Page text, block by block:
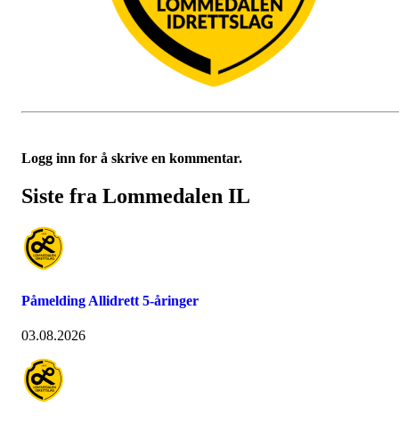
Logg inn for å skrive en kommentar.
Siste fra Lommedalen IL
Påmelding Allidrett 5-åringer
03.08.2026